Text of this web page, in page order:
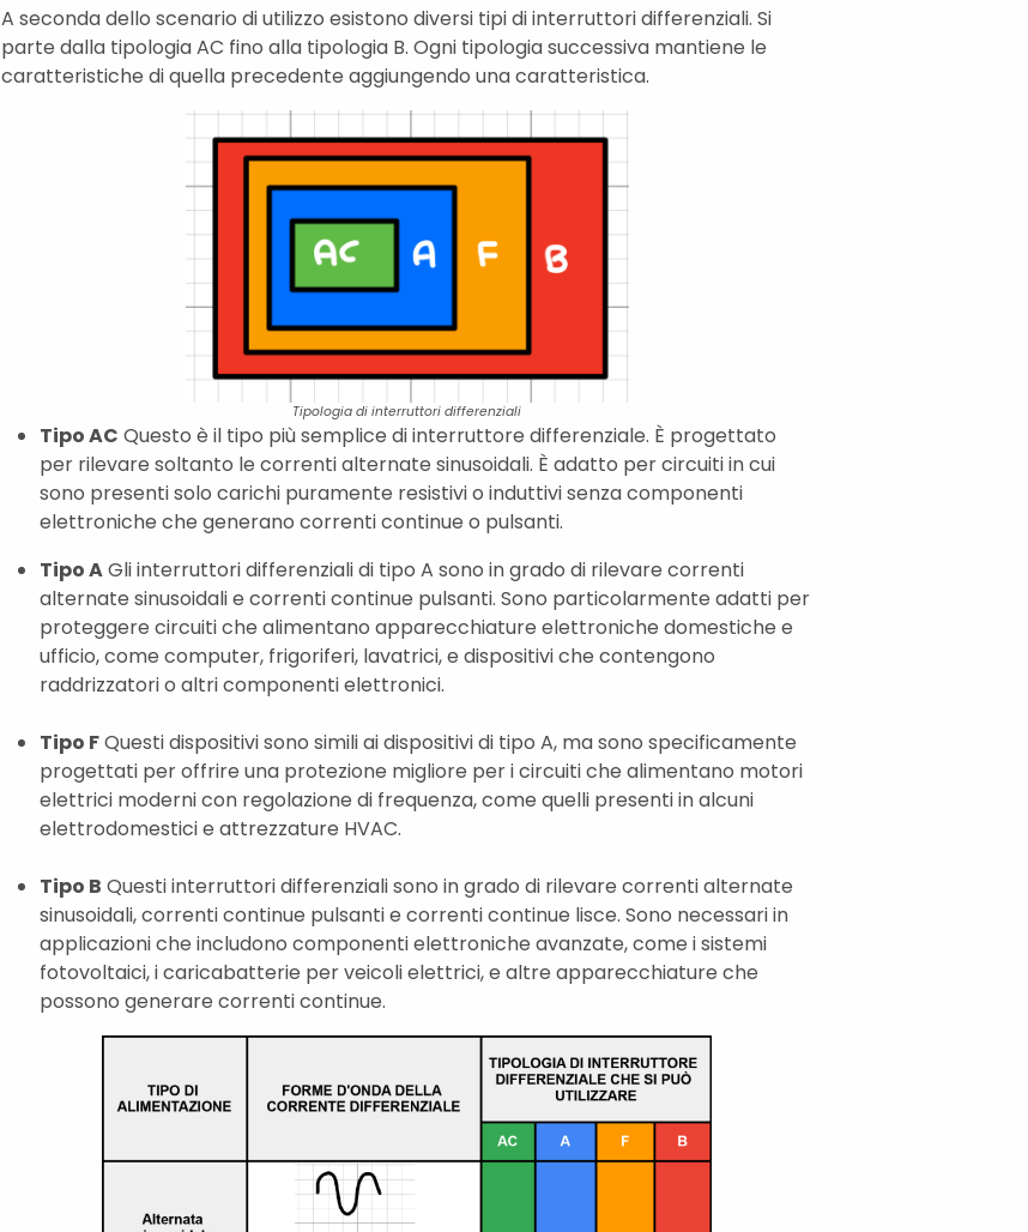
A seconda dello scenario di utilizzo esistono diversi tipi di interruttori differenziali. Si
parte dalla tipologia AC fino alla tipologia B. Ogni tipologia successiva mantiene le
caratteristiche di quella precedente aggiungendo una caratteristica.
Tipologia di interruttori differenziali
Tipo AC Questo è il tipo più semplice di interruttore differenziale. È progettato
per rilevare soltanto le correnti alternate sinusoidali. È adatto per circuiti in cui
sono presenti solo carichi puramente resistivi o induttivi senza componenti
elettroniche che generano correnti continue o pulsanti.
Tipo AGli interruttori differenziali di tipo A sono in grado di rilevare correnti
alternate sinusoidali e correnti continue pulsanti. Sono particolarmente adatti per
proteggere circuiti che alimentano apparecchiature elettroniche domestiche e
ufficio, come computer, frigoriferi, lavatrici, e dispositivi che contengono
raddrizzatori o altri componenti elettronici.
Tipo FQuesti dispositivi sono simili ai dispositivi di tipo A, ma sono specificamente
progettati per offrire una protezione migliore per i circuiti che alimentano motori
elettrici moderni con regolazione di frequenza, come quelli presenti in alcuni
elettrodomestici e attrezzature HVAC.
Tipo B Questi interruttori differenziali sono in grado di rilevare correnti alternate
sinusoidali, correnti continue pulsanti e correnti continue lisce. Sono necessari in
applicazioni che includono componenti elettroniche avanzate, come i sistemi
fotovoltaici, i caricabatterie per veicoli elettrici, e altre apparecchiature che
possono generare correnti continue.